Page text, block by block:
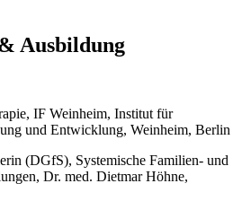
Ausbildung
IF Weinheim, Institut für
und Entwicklung, Weinheim, Berlin
(DGfS), Systemische Familien- und
Dr. med. Dietmar Höhne,